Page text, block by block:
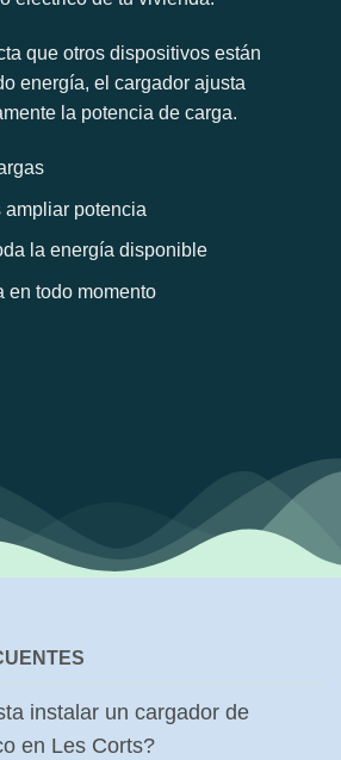
que otros dispositivos están
energía, el cargador ajusta
la potencia de carga.
ampliar potencia
la energía disponible
en todo momento
instalar un cargador de
en Les Corts?